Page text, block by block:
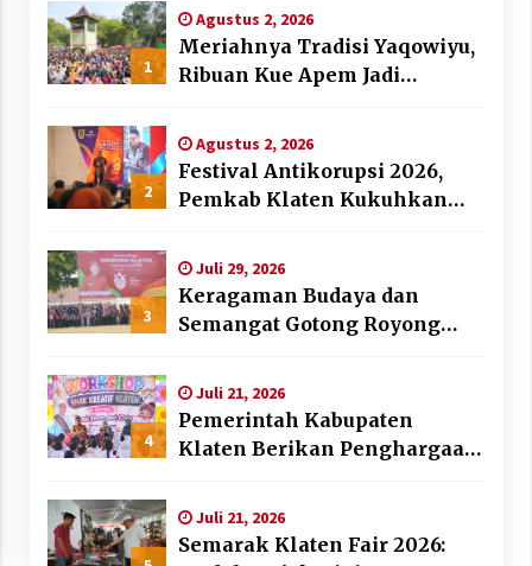
1
Agustus 2, 2026
Meriahnya Tradisi Yaqowiyu,
Ribuan Kue Apem Jadi
2
Agustus 2, 2026
Festival Antikorupsi 2026,
Pemkab Klaten Kukuhkan
3
Juli 29, 2026
Keragaman Budaya dan
Semangat Gotong Royong
Hari Jadi Klaten ke-222
4
Juli 21, 2026
Pemerintah Kabupaten
Klaten Berikan Penghargaan
Anak pada HAN 2026
Juli 21, 2026
Semarak Klaten Fair 2026: